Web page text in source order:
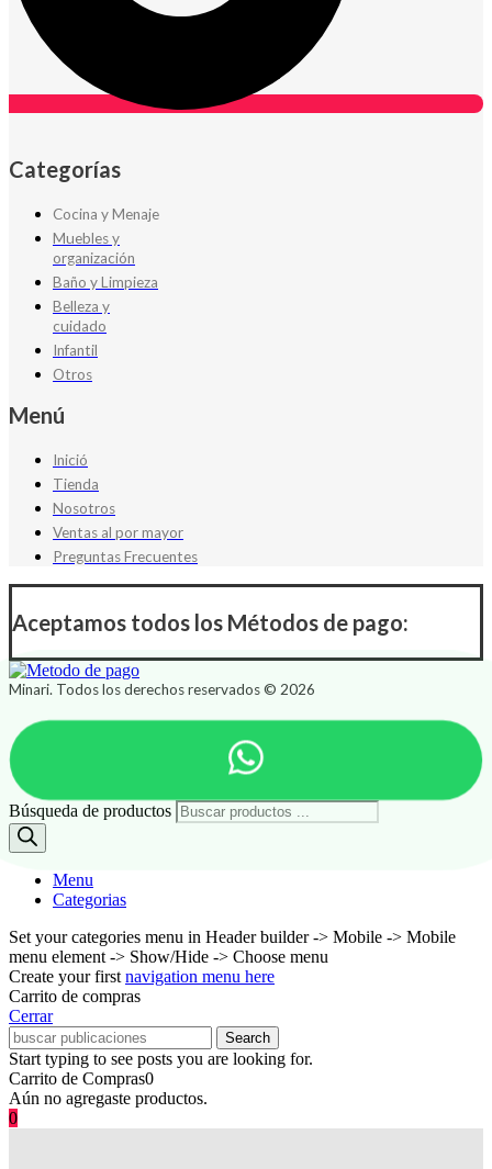
Categorías
Cocina y Menaje
Muebles y
organización
Baño y Limpieza
Belleza y
cuidado
Infantil
Otros
Menú
Inició
Tienda
Nosotros
Ventas al por mayor
Preguntas Frecuentes
Aceptamos todos los Métodos de pago:
Minari. Todos los derechos reservados © 2026
Búsqueda de productos
Menu
Categorias
Set your categories menu in Header builder -> Mobile -> Mobile
menu element -> Show/Hide -> Choose menu
Create your first navigation menu here
Carrito de compras
Cerrar
Search
Start typing to see posts you are looking for.
Carrito de Compras0
Aún no agregaste productos.
0